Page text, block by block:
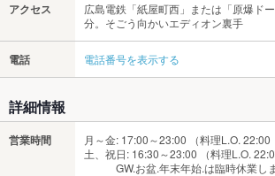
アクセス
広島電鉄「紙屋町西」または「原爆ド
分。そごう向かいエディオン裏手
電話 電話番号を表示する
詳細情報
営業時間
月～金: 17:00～23:00 （料理L.O. 22:00
土、祝日: 16:30～23:00 （料理L.O.
GW.お盆.年末年始.は臨時休業しま